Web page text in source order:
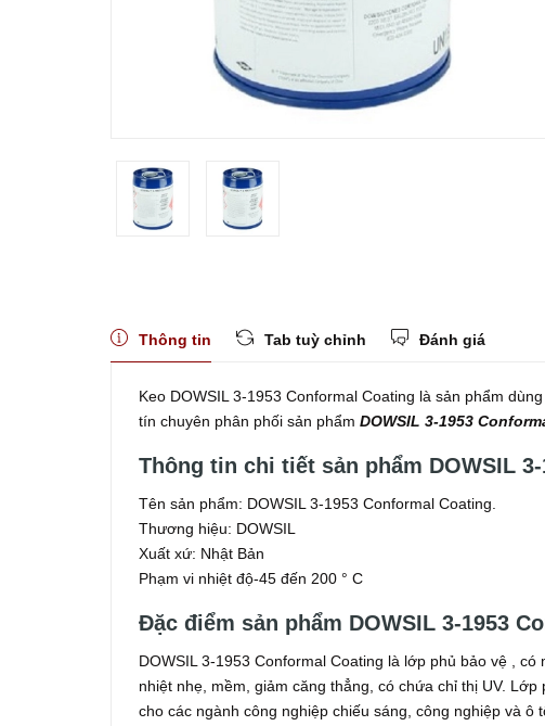
Thông tin Tab tuỳ chỉnh Đánh giá
Keo DOWSIL 3-1953 Conformal Coating là sản phẩm
tín chuyên phân phối sản phẩm DOWSIL 3-1953
Thông tin chi tiết sản phẩm DOWSIL
Tên sản phẩm: DOWSIL 3-1953 Conformal Coating.
Thương hiệu: DOWSIL
Xuất xứ: Nhật Bản
Phạm vi nhiệt độ-45 đến 200 ° C
Đặc điểm sản phẩm DOWSIL 3-1953
DOWSIL 3-1953 Conformal Coating là lớp phủ bảo vệ ,
nhiệt nhẹ, mềm, giảm căng thẳng, có chứa chỉ thị UV.
cho các ngành công nghiệp chiếu sáng, công nghiệp và